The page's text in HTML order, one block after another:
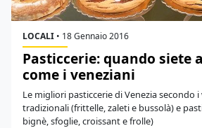
LOCALI • 18 Gennaio 2016
Pasticcerie: quando siete
come i veneziani
Le migliori pasticcerie di Venezia secondo
tradizionali (frittelle, zaleti e bussolà) e
bignè, sfoglie, croissant e frolle)